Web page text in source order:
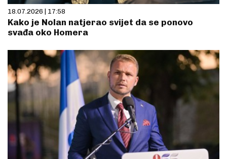
18.07.2026 | 17:58
Kako je Nolan natjerao svijet da se ponovo
svađa oko Homera